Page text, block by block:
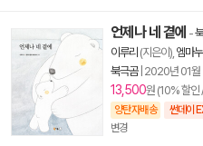
언제나 네 곁에 -
이루리 (지은이), 엠마
북극곰| 2020년 01월
13,500원 (10% 할
양탄자배송 썬데이
변경